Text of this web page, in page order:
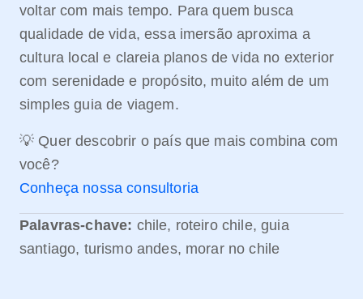
voltar com mais tempo. Para quem busca
qualidade de vida, essa imersão aproxima a
cultura local e clareia planos de vida no exterior
com serenidade e propósito, muito além de um
simples guia de viagem.
💡 Quer descobrir o país que mais combina com
você?
Conheça nossa consultoria
Palavras-chave: chile, roteiro chile, guia
santiago, turismo andes, morar no chile